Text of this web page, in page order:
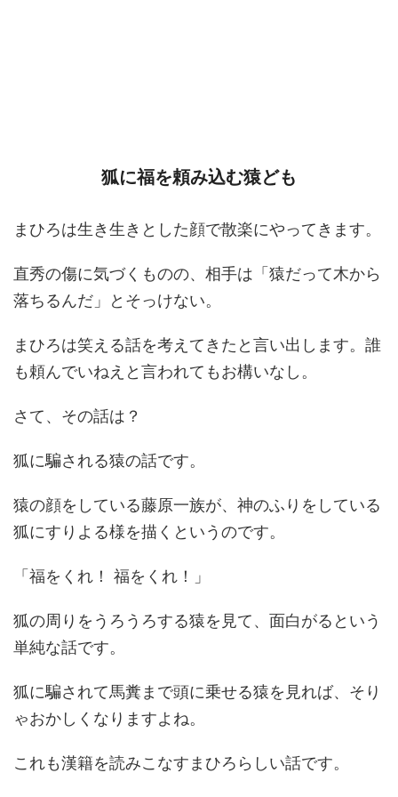
狐に福を頼み込む猿ども
まひろは生き生きとした顔で散楽にやってきます。
直秀の傷に気づくものの、相手は「猿だって木から
落ちるんだ」とそっけない。
まひろは笑える話を考えてきたと言い出します。誰
も頼んでいねえと言われてもお構いなし。
さて、その話は？
狐に騙される猿の話です。
猿の顔をしている藤原一族が、神のふりをしている
狐にすりよる様を描くというのです。
「福をくれ！ 福をくれ！」
狐の周りをうろうろする猿を見て、面白がるという
単純な話です。
狐に騙されて馬糞まで頭に乗せる猿を見れば、そり
ゃおかしくなりますよね。
これも漢籍を読みこなすまひろらしい話です。